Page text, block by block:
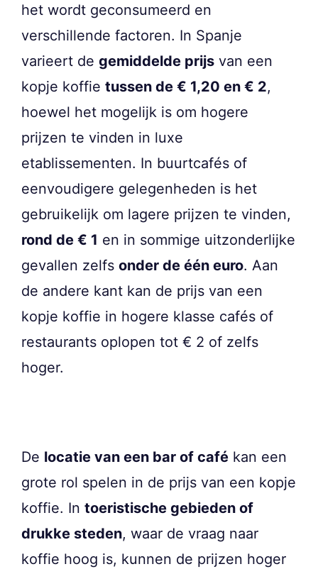
het wordt geconsumeerd en
verschillende factoren. In Spanje
varieert de gemiddelde prijs van een
kopje koffie tussen de € 1,20 en € 2,
hoewel het mogelijk is om hogere
prijzen te vinden in luxe
etablissementen. In buurtcafés of
eenvoudigere gelegenheden is het
gebruikelijk om lagere prijzen te vinden,
rond de € 1 en in sommige uitzonderlijke
gevallen zelfs onder de één euro. Aan
de andere kant kan de prijs van een
kopje koffie in hogere klasse cafés of
restaurants oplopen tot € 2 of zelfs
hoger.
De locatie van een bar of café kan een
grote rol spelen in de prijs van een kopje
koffie. In toeristische gebieden of
drukke steden, waar de vraag naar
koffie hoog is, kunnen de prijzen hoger